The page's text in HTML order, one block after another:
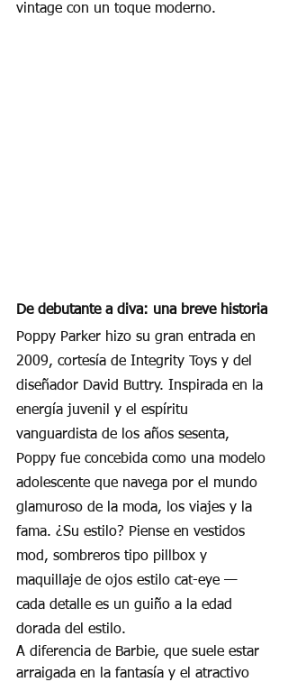
vintage con un toque moderno.
De debutante a diva: una breve historia
Poppy Parker hizo su gran entrada en
2009, cortesía de Integrity Toys y del
diseñador David Buttry. Inspirada en la
energía juvenil y el espíritu
vanguardista de los años sesenta,
Poppy fue concebida como una modelo
adolescente que navega por el mundo
glamuroso de la moda, los viajes y la
fama. ¿Su estilo? Piense en vestidos
mod, sombreros tipo pillbox y
maquillaje de ojos estilo cat-eye —
cada detalle es un guiño a la edad
dorada del estilo.
A diferencia de Barbie, que suele estar
arraigada en la fantasía y el atractivo